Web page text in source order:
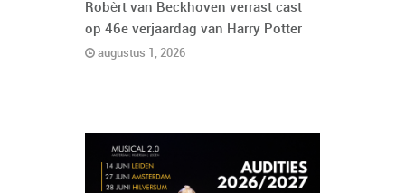
Robèrt van Beckhoven verrast cast
op 46e verjaardag van Harry Potter
augustus 1, 2026